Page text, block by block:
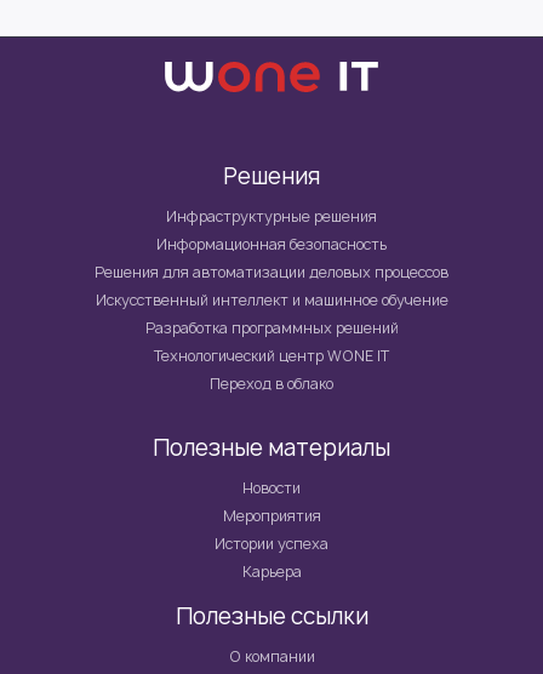
Решения
Инфраструктурные решения
Информационная безопасность
Решения для автоматизации деловых процессов
Искусственный интеллект и машинное обучение
Разработка программных решений
Технологический центр WONE IT
Переход в облако
Полезные материалы
Новости
Мероприятия
Истории успеха
Карьера
Полезные ссылки
О компании